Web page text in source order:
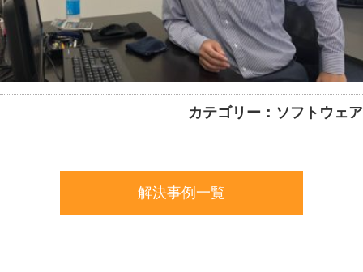
カテゴリー：ソフトウェア
解決事例一覧